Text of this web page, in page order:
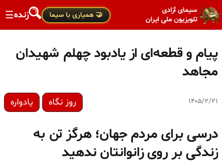
سیمای آزادی
تلویزیون ملی ایران
🤝 همیاری با سیما زنده☰
پیام و قطعه‌ای از یادبود چهلم شهیدان
مجاهد
۱۴۰۵/۲/۲۱ روز نگاه یادواره
درسی برای مردم جهان؛ هرگز تن به
زندگی بر روی زانوانتان ندهید